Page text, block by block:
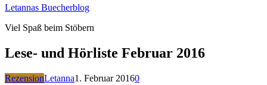
Letannas Buecherblog
Viel Spaß beim Stöbern
Lese- und Hörliste Februar 2016
RezensionLetanna1. Februar 20160